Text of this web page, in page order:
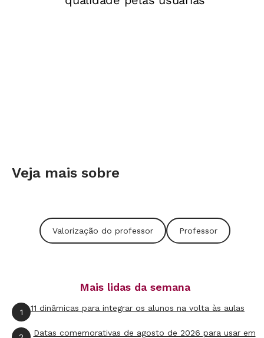
Veja mais sobre
Valorização do professor Professor
Mais lidas da semana
1 11 dinâmicas para integrar os alunos na volta às aulas
Datas comemorativas de agosto de 2026 para usar em